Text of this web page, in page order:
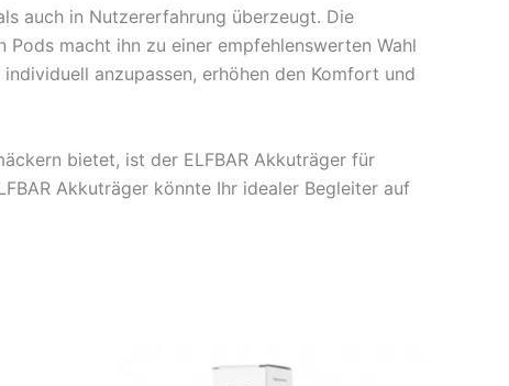
auch in Nutzererfahrung überzeugt. Die
macht ihn zu einer empfehlenswerten Wahl
anzupassen, erhöhen den Komfort und
bietet, ist der ELFBAR Akkuträger für
Akkuträger könnte Ihr idealer Begleiter auf